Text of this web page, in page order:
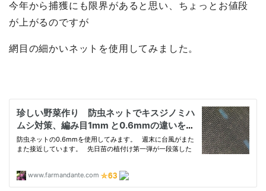
今年から捕獲にも限界があると思い、ちょっとお値段
が上がるのですが
網目の細かいネットを使用してみました。